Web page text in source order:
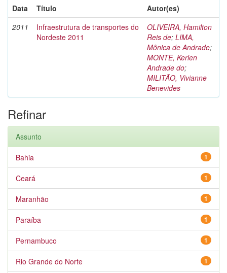
Data
Título
Autor(es)
2011
Infraestrutura de transportes do
Nordeste 2011
OLIVEIRA, Hamilton
Reis de; LIMA,
Mônica de Andrade;
MONTE, Kerlen
Andrade do;
MILITÃO, Vivianne
Benevides
Refinar
Assunto
1
Bahia
1
Ceará
1
Maranhão
1
Paraíba
1
Pernambuco
1
Rio Grande do Norte